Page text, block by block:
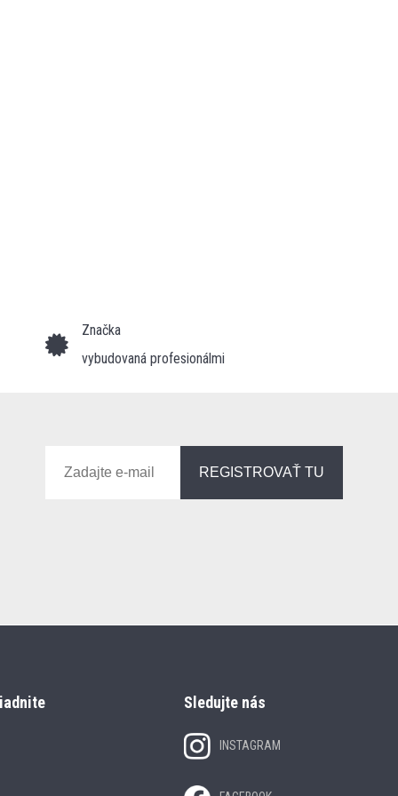
Značka
vybudovaná profesionálmi
REGISTROVAŤ TU
Sledujte nás
INSTAGRAM